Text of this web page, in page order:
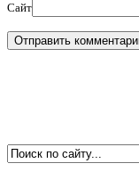
Сайт